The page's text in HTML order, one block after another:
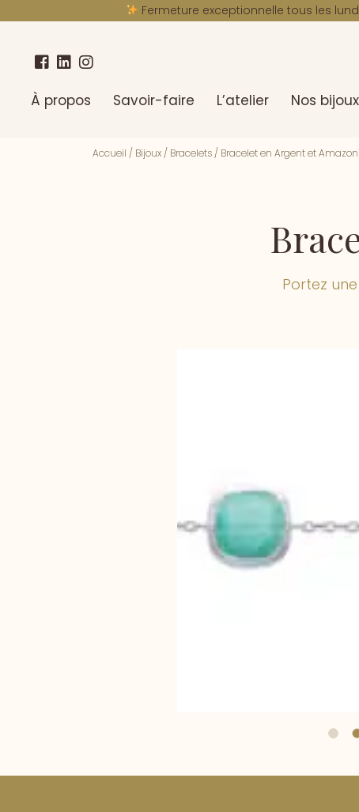
Fermeture exceptionnelle tous les
À propos Savoir-faire L’atelier Nos bijoux
Accueil / Bijoux / Bracelets / Bracelet en Argent et
Portez